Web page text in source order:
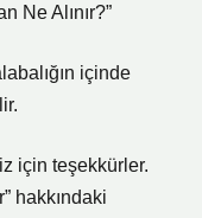
Ne Alınır?”
içinde
için teşekkürler.
hakkındaki